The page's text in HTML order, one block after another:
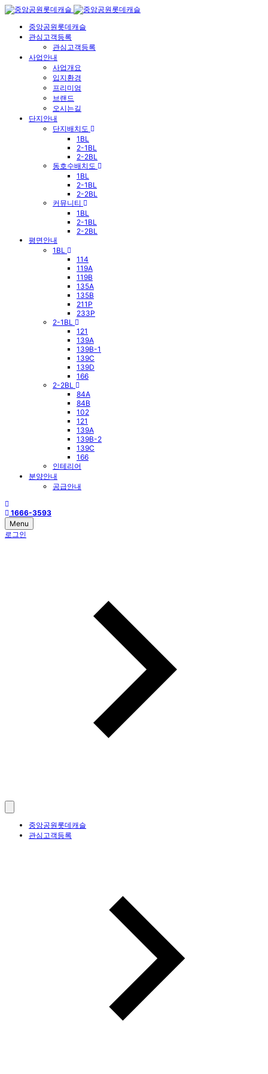
중앙공원롯데캐슬
관심고객등록
관심고객등록
사업안내
사업개요
입지환경
프리미엄
브랜드
오시는길
단지안내
단지배치도
1BL
2-1BL
2-2BL
동호수배치도
1BL
2-1BL
2-2BL
커뮤니티
1BL
2-1BL
2-2BL
평면안내
1BL
114
119A
119B
135A
135B
211P
233P
2-1BL
121
139A
139B-1
139C
139D
166
2-2BL
84A
84B
102
121
139A
139B-2
139C
166
인테리어
분양안내
공급안내
1666-3593
Menu
로그인
중앙공원롯데캐슬
관심고객등록